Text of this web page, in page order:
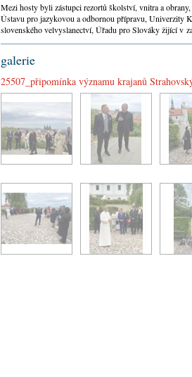
Mezi hosty byli zástupci rezortů školství, vnitra a
Ústavu pro jazykovou a odbornou přípravu, Univerzity
slovenského velvyslanectví, Úřadu pro Slováky žijící v
galerie
25507_připomínka významu krajanů